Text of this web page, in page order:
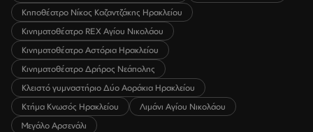
Κηποθέατρο Νίκος Καζαντζάκης Ηρακλείου
Κινηματοθέατρο REX Αγίου Νικολάου
Κινηματοθέατρο Αστόρια Ηρακλείου
Κινηματοθέατρο Δρήρος Νεάπολης
Κλειστό γυμναστήριο Δύο Αοράκια Ηρακλείου
Κτήμα Κνωσός Ηρακλείου
Λιμάνι Αγίου Νικολάου
Μεγάλο Αρσενάλι